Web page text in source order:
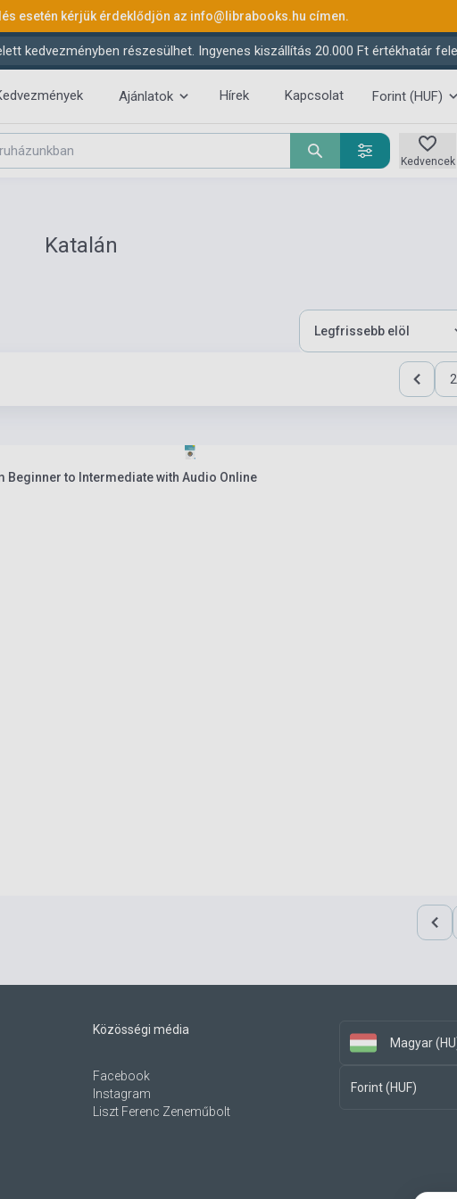
esetén kérjük érdeklődjön az info@librabooks.hu címen.
kedvezményben részesülhet. Ingyenes kiszállítás 20.000 Ft értékhatár
Ajánlatok Hírek Kapcsolat Forint (HUF)
Kedvencek
Katalán
Beginner to Intermediate with Audio Online
Közösségi média
Facebook
Instagram
Liszt Ferenc Zeneműbolt
Magyar
Forint (HUF)